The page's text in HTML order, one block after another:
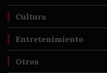
Cultura
Entretenimiento
Otros